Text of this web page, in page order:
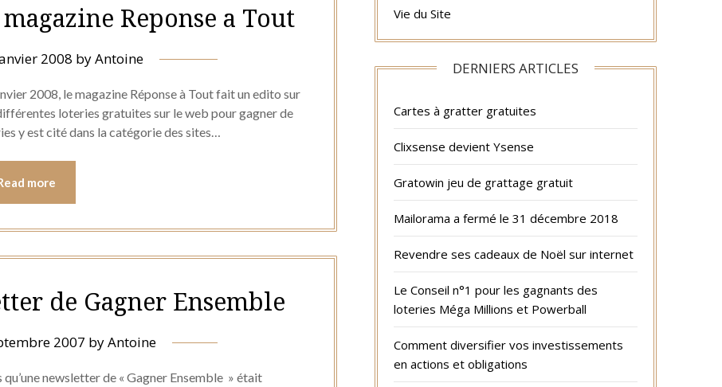
Reponse a Tout
2008 byAntoine
2008, le magazine Réponse à Tout fait un edito sur
loteries gratuites sur le web pour gagner de
y est cité dans la catégorie des sites…
more
de Gagner Ensemble
2007 byAntoine
newsletter de « Gagner Ensemble » était
Vie du Site
DERNIERS ARTICLES
Cartes à gratter gratuites
Clixsense devient Ysense
Gratowin jeu de grattage gratuit
Mailorama a fermé le 31 décembre 2018
Revendre ses cadeaux de Noël sur internet
Le Conseil n°1 pour les gagnants des
loteries Méga Millions et Powerball
Comment diversifier vos investissements
en actions et obligations